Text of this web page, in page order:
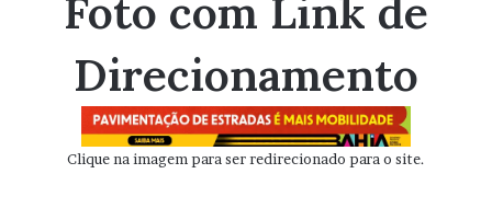
mail
Foto com Link de
Direcionamento
Clique na imagem para ser redirecionado para o site.